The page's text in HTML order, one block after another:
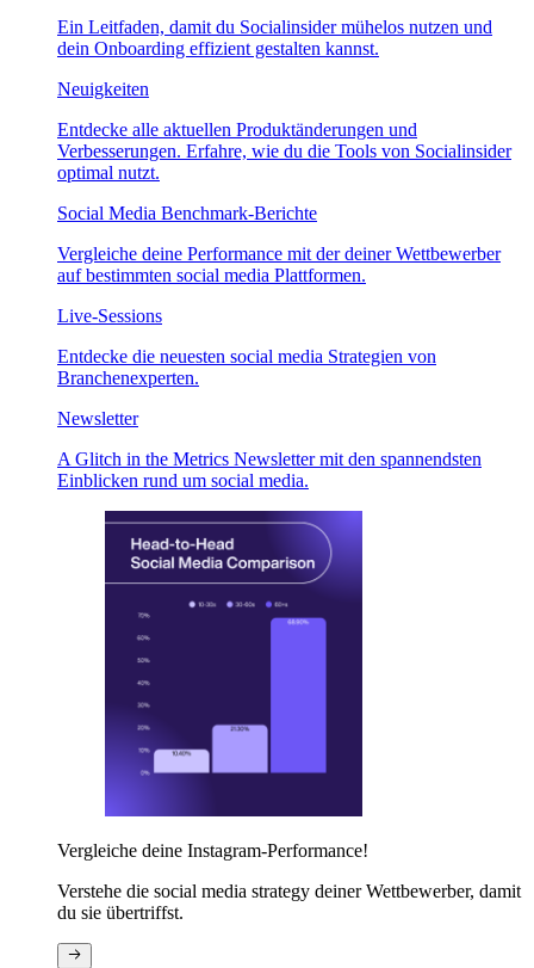
Ein Leitfaden, damit du Socialinsider mühelos nutzen und
dein Onboarding effizient gestalten kannst.
Neuigkeiten
Entdecke alle aktuellen Produktänderungen und
Verbesserungen. Erfahre, wie du die Tools von Socialinsider
optimal nutzt.
Social Media Benchmark-Berichte
Vergleiche deine Performance mit der deiner Wettbewerber
auf bestimmten social media Plattformen.
Live-Sessions
Entdecke die neuesten social media Strategien von
Branchenexperten.
Newsletter
A Glitch in the Metrics Newsletter mit den spannendsten
Einblicken rund um social media.
Vergleiche deine Instagram-Performance!
Verstehe die social media strategy deiner Wettbewerber, damit
du sie übertriffst.